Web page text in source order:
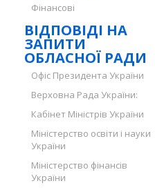
Фінансові
ВІДПОВІДІ НА
ЗАПИТИ
ОБЛАСНОЇ РАДИ
Офіс Президента України
Верховна Рада України:
Кабінет Міністрів України
Міністерство освіти і науки
України
Міністерство фінансів
України